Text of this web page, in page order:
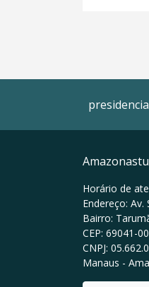
Horário de
Endereço:
Bairro:
CEP: 69041-
CNPJ:
Manaus -